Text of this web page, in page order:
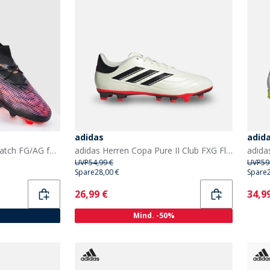
Puma Herren Future 8 Match FG/AG fester/Kunstrasen Fußballschuhe Puma Black
adidas
adidas Herren Copa Pure II Club FXG Flexible Ground Fußballschuhe Ivory/Core Black/Solar Red
UVP54,99 €
Spare28,00 €
Current
26,99 €
Mind. -50%
UVP
Spare